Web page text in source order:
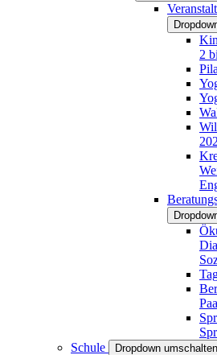
2
Schule
Dropdown umschalten